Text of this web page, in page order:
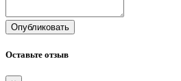
Опубликовать
Оставьте отзыв